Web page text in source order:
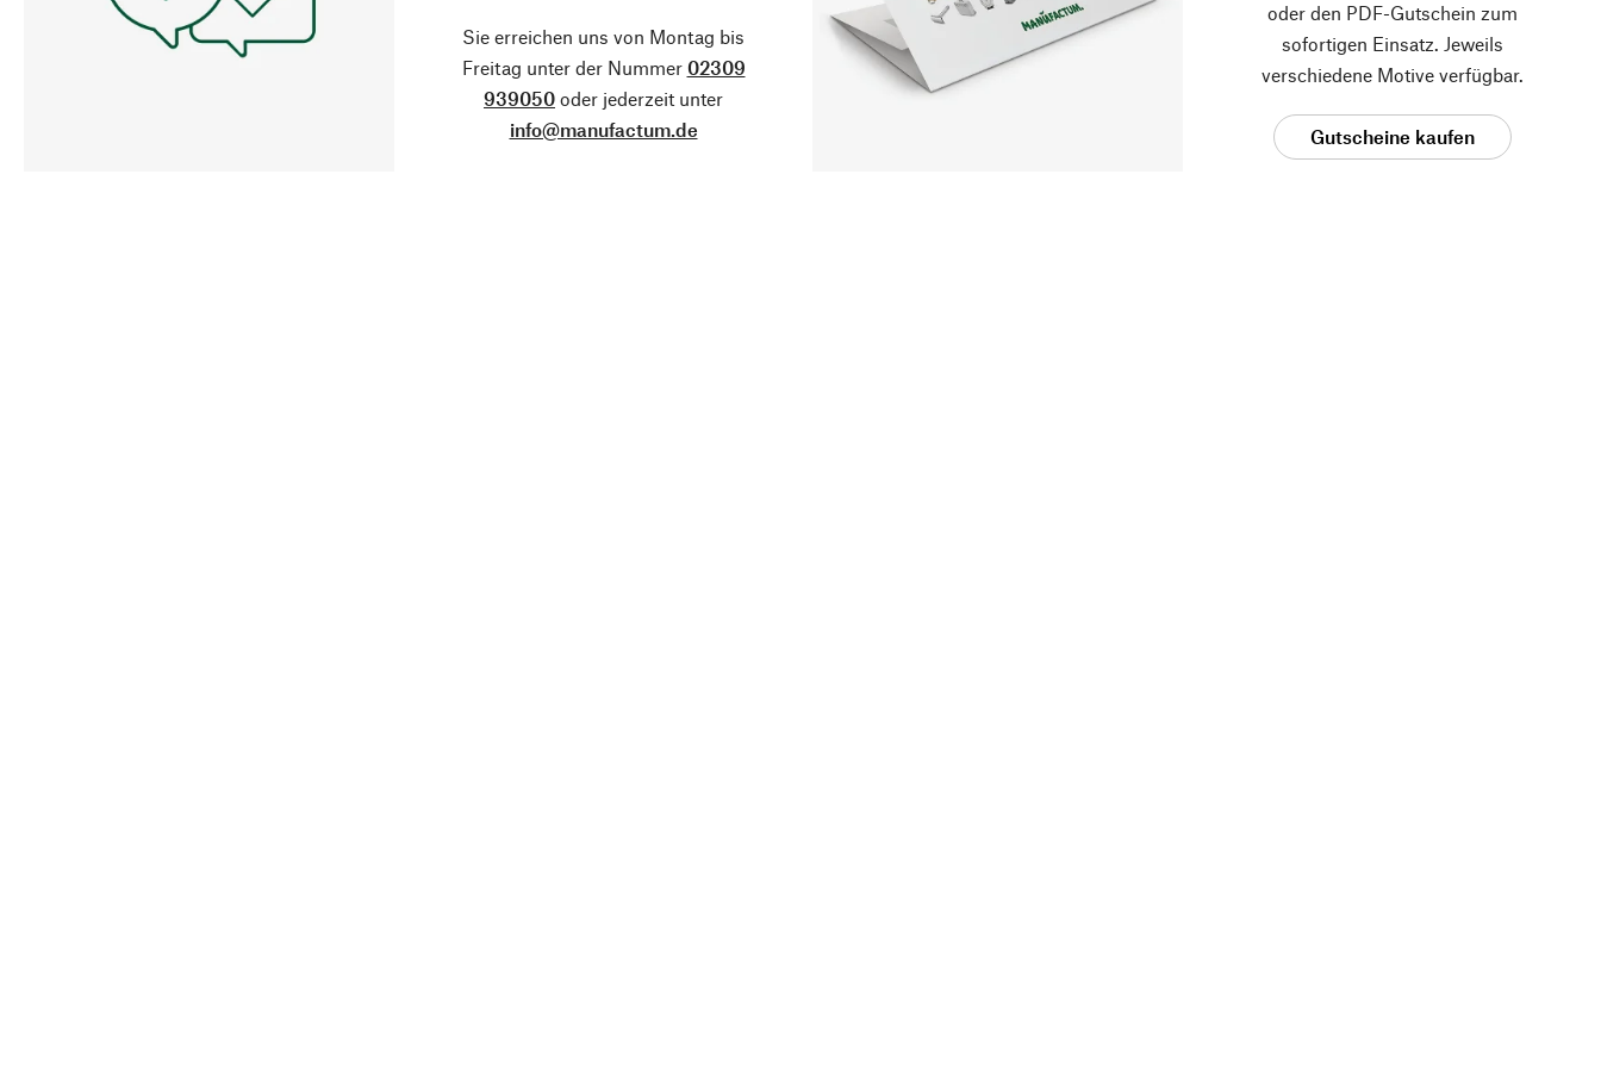
Sie erreichen uns von Montag bis
Freitag unter der Nummer 02309
939050 oder jederzeit unter
info@manufactum.de
oder den PDF-Gutschein zum
sofortigen Einsatz. Jeweils
verschiedene Motive verfügbar.
Gutscheine kaufen